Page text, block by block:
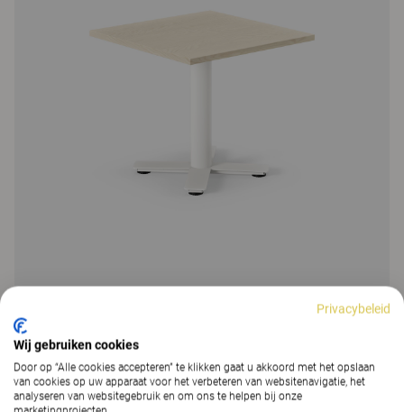
Barley
Functionele kolomtafel, verkrijgbaar in verschillende hoogtes en
met verschillende bladafmetingen. Heeft een iets kleinere en slanke
Privacybeleid
Wij gebruiken cookies
Door op “Alle cookies accepteren” te klikken gaat u akkoord met het opslaan
van cookies op uw apparaat voor het verbeteren van websitenavigatie, het
analyseren van websitegebruik en om ons te helpen bij onze